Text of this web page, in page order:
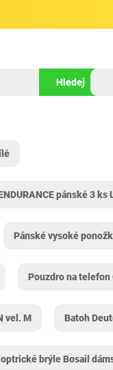
Hledej
pánské 3 ks
Pánské vysoké
Pouzdro na telefon
vel. M Batoh
brýle Bosail